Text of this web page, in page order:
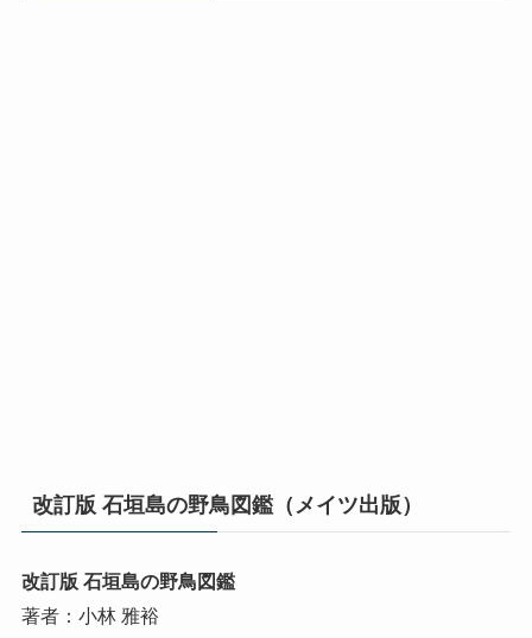
改訂版 石垣島の野鳥図鑑（メイツ出版）
改訂版 石垣島の野鳥図鑑
著者：小林 雅裕